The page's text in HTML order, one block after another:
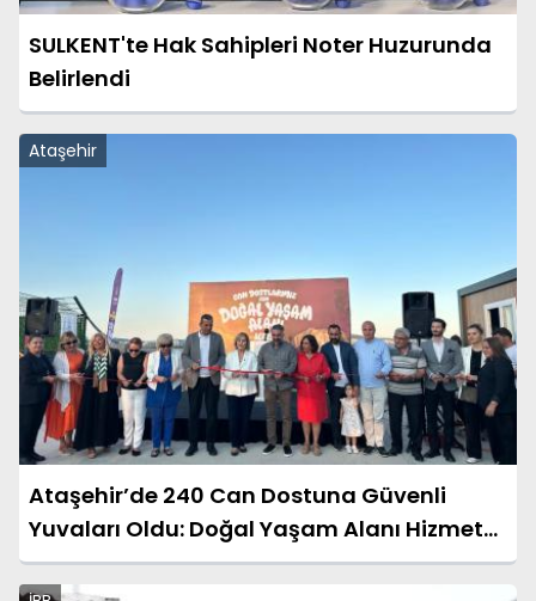
SULKENT'te Hak Sahipleri Noter Huzurunda
Belirlendi
Ataşehir
Ataşehir’de 240 Can Dostuna Güvenli
Yuvaları Oldu: Doğal Yaşam Alanı Hizmete
Açıldı